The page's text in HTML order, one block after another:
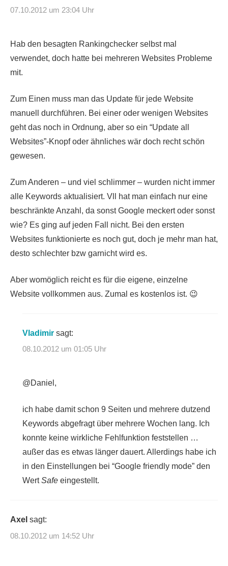
07.10.2012 um 23:04 Uhr
Hab den besagten Rankingchecker selbst mal
verwendet, doch hatte bei mehreren Websites Probleme
mit.
Zum Einen muss man das Update für jede Website
manuell durchführen. Bei einer oder wenigen Websites
geht das noch in Ordnung, aber so ein “Update all
Websites”-Knopf oder ähnliches wär doch recht schön
gewesen.
Zum Anderen – und viel schlimmer – wurden nicht immer
alle Keywords aktualisiert. Vll hat man einfach nur eine
beschränkte Anzahl, da sonst Google meckert oder sonst
wie? Es ging auf jeden Fall nicht. Bei den ersten
Websites funktionierte es noch gut, doch je mehr man hat,
desto schlechter bzw garnicht wird es.
Aber womöglich reicht es für die eigene, einzelne
Website vollkommen aus. Zumal es kostenlos ist. 😉
Vladimir sagt:
08.10.2012 um 01:05 Uhr
@Daniel,
ich habe damit schon 9 Seiten und mehrere dutzend
Keywords abgefragt über mehrere Wochen lang. Ich
konnte keine wirkliche Fehlfunktion feststellen …
außer das es etwas länger dauert. Allerdings habe ich
in den Einstellungen bei “Google friendly mode” den
WertSafe eingestellt.
Axel sagt:
08.10.2012 um 14:52 Uhr